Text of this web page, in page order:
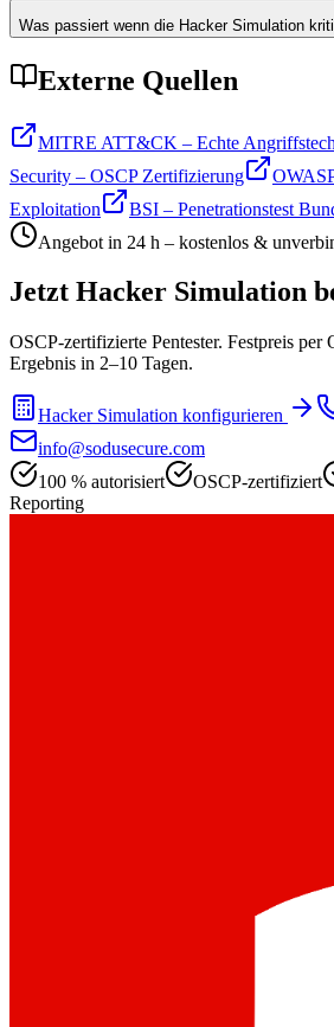
Was passiert wenn die Hacker Simulation
Externe Quellen
MITRE ATT&CK – Echte
Security – OSCP Zertifizierung
Exploitation
BSI – Penetrationstest
Angebot in 24 h – kostenlos &
Jetzt Hacker Simulation
OSCP-zertifizierte Pentester. Festpreis
Ergebnis in 2–10 Tagen.
Hacker Simulation konfigurieren
info@sodusecure.com
100 % autorisiert
OSCP-zertifiziert
Reporting